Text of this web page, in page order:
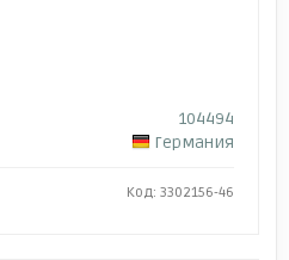
104494
Германия
Код: 3302156-46